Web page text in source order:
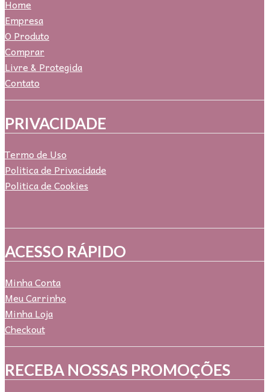
Home
Empresa
O Produto
Comprar
Livre & Protegida
Contato
PRIVACIDADE
Termo de Uso
Politica de Privacidade
Politica de Cookies
ACESSO RÁPIDO
Minha Conta
Meu Carrinho
Minha Loja
Checkout
RECEBA NOSSAS PROMOÇÕES